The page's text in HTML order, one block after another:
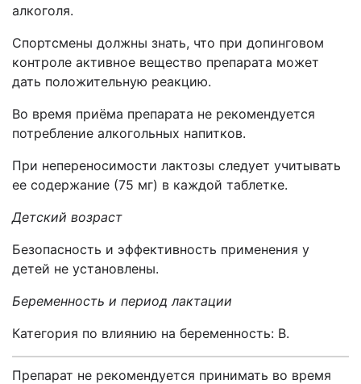
алкоголя.
Спортсмены должны знать, что при допинговом
контроле активное вещество препарата может
дать положительную реакцию.
Во время приёма препарата не рекомендуется
потребление алкогольных напитков.
При непереносимости лактозы следует учитывать
ее содержание (75 мг) в каждой таблетке.
Детский возраст
Безопасность и эффективность применения у
детей не установлены.
Беременность и период лактации
Категория по влиянию на беременность: В.
Препарат не рекомендуется принимать во время